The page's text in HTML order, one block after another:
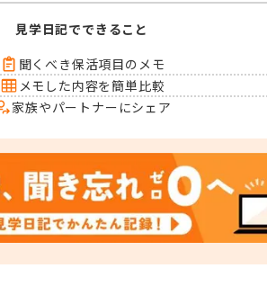
見学日記でできること
聞くべき保活項目のメモ
メモした内容を簡単比較
家族やパートナーにシェア